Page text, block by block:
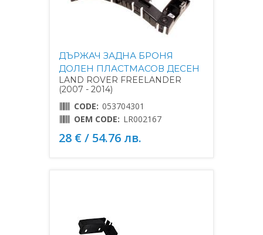
ДЪРЖАЧ ЗАДНА БРОНЯ
ДОЛЕН ПЛАСТМАСОВ ДЕСЕН
LAND ROVER FREELANDER
(2007 - 2014)
CODE: 053704301
OEM CODE: LR002167
28 € / 54.76 лв.